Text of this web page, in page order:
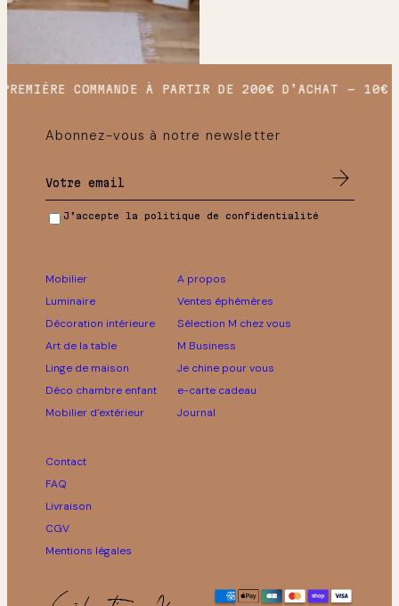
COMMANDE À PARTIR DE 200€ D’ACHAT 10€
Abonnez-vous à notre newsletter
J’accepte la politique de confidentialité
Mobilier
Luminaire
Décoration intérieure
Art de la table
Linge de maison
Déco chambre enfant
Mobilier d’extérieur
A propos
Ventes éphémères
Sélection M chez vous
M Business
Je chine pour vous
e-carte cadeau
Journal
Contact
FAQ
Livraison
CGV
Mentions légales